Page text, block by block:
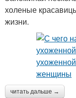
холеные
жизни.
читать дальше →